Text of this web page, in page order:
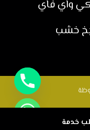
واي فاي
خشب
خدمة